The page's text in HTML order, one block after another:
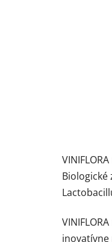
Biologické
inovatívne